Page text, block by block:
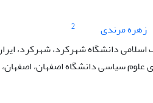
زهره مرندی
2
اسلامی دانشگاه شهرکرد، شهرکرد،
سیاسی دانشگاه اصفهان، اصفهان،